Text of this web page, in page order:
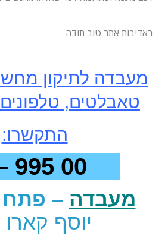
באדיבות אתר טוב תודה
מעבדה לתיקון
טאבלטים, טלפונים
התקשרו:
מעבדה – פתח
יוסף קארו 15